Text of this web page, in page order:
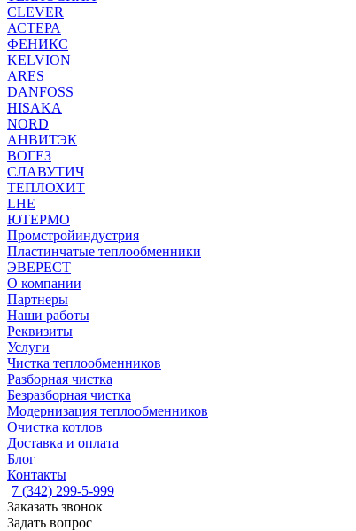
CLEVER
АСТЕРА
ФЕНИКС
KELVION
ARES
DANFOSS
HISAKA
NORD
АНВИТЭК
ВОГЕЗ
СЛАВУТИЧ
ТЕПЛОХИТ
LHE
ЮТЕРМО
Промстройиндустрия
Пластинчатые теплообменники
ЭВЕРЕСТ
О компании
Партнеры
Наши работы
Реквизиты
Услуги
Чистка теплообменников
Разборная чистка
Безразборная чистка
Модернизация теплообменников
Очистка котлов
Доставка и оплата
Блог
Контакты
7 (342) 299-5-999
Заказать звонок
Задать вопрос